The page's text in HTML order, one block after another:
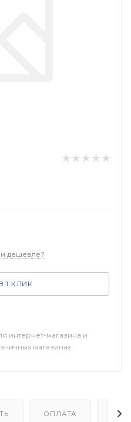
дешевле?
1 КЛИК
интернет-магазина и
магазинах
ОПЛАТА